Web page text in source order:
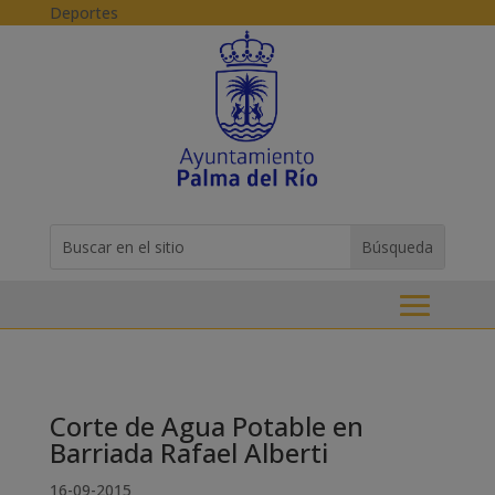
Skip to content
Deportes
for...
Corte de Agua Potable en
Barriada Rafael Alberti
16-09-2015